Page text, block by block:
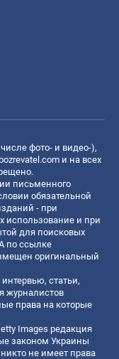
фото- и видео-),
и на всех
письменного
обязательной
- при
использование и при
для поисковых
по ссылке
оригинальный
статьи,
журналистов
права на которые
Images редакция
законом Украины
не имеет права